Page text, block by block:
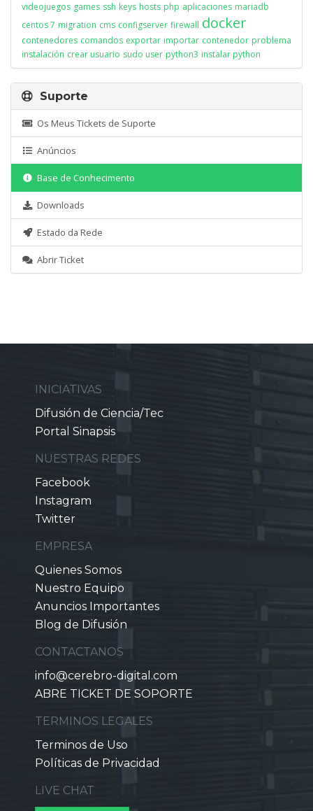
videojuegos games ssh keys hosts php aplicaciones mariadb
centos 7 migration cms configserver firewall docker
contenedores comandos exportar importar contenedor problema
instalación crear usuario sudo user python3 instalar python
Suporte
Os Meus Tickets de Suporte
Anúncios
Base de Conhecimento
Downloads
Estado da Rede
Abrir Ticket
INICIATIVAS
Difusión de Ciencia/Tec
Portal Sinapsis
NUESTRAS REDES
Facebook
Instagram
Twitter
EMPRESA
Quienes Somos
Nuestro Equipo
Anuncios Importantes
Blog de Difusión
CONTACTANOS
info@cerebro-digital.com
ABRE TICKET DE SOPORTE
TERMINOS LEGALES
Terminos de Uso
Políticas de Privacidad
LIVE CHAT